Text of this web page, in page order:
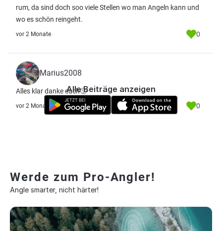
rum, da sind doch soo viele Stellen wo man Angeln kann und
wo es schön reingeht.
vor 2 Monate 0
Marius2008
Alles klar danke euch🙂
vor 2 Monate 0
Alle Beiträge anzeigen
Werde zum Pro-Angler!
Angle smarter, nicht härter!